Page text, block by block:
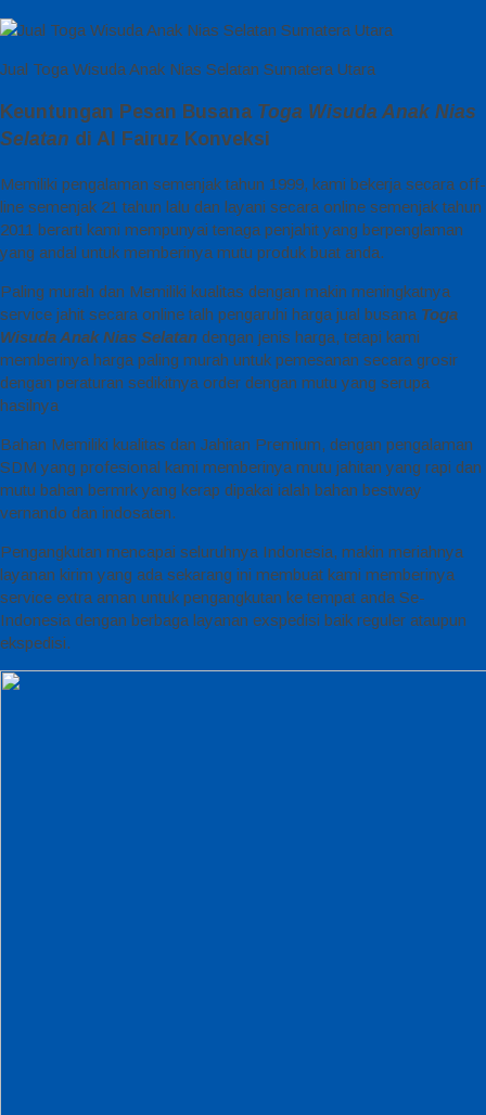
Jual Toga Wisuda Anak Nias Selatan Sumatera Utara
Keuntungan Pesan Busana Toga Wisuda Anak Nias
Selatan di Al Fairuz Konveksi
Memiliki pengalaman semenjak tahun 1999, kami bekerja secara off-
line semenjak 21 tahun lalu dan layani secara online semenjak tahun
2011 berarti kami mempunyai tenaga penjahit yang berpenglaman
yang andal untuk memberinya mutu produk buat anda.
Paling murah dan Memiliki kualitas dengan makin meningkatnya
service jahit secara online talh pengaruhi harga jual busana Toga
Wisuda Anak Nias Selatan dengan jenis harga, tetapi kami
memberinya harga paling murah untuk pemesanan secara grosir
dengan peraturan sedikitnya order dengan mutu yang serupa
hasilnya
Bahan Memiliki kualitas dan Jahitan Premium, dengan pengalaman
SDM yang profesional kami memberinya mutu jahitan yang rapi dan
mutu bahan bermrk yang kerap dipakai ialah bahan bestway
vernando dan indosaten.
Pengangkutan mencapai seluruhnya Indonesia, makin meriahnya
layanan kirim yang ada sekarang ini membuat kami memberinya
service extra aman untuk pengangkutan ke tempat anda Se-
Indonesia dengan berbaga layanan exspedisi baik reguler ataupun
ekspedisi.